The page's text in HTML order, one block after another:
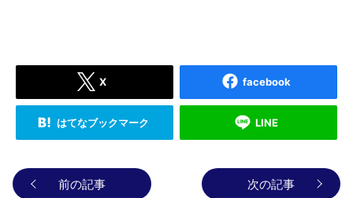
X facebook
はてなブックマーク LINE
前の記事 次の記事